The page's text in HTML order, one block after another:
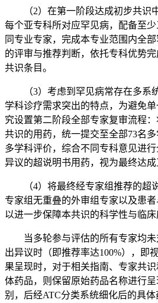
（2）在第一阶段达成初步共识
每个亚专科所对应罕见病，配备至
同专业专家，完成本专业范围内全
的评审与推荐判断，依托专科优势
共识条目。
（3）考虑到罕见病常存在多系
学科诊疗需求突出的特点，为避免
究设置第二阶段全部专家复审流程
共识的用药，统一提交至全部73名
多学科评价，综合不同专科意见进
异议的超说明书用药，视为最终达成
（4）将最终经专家组推荐的超
专家组无重叠的外审组专家以及患者
以进一步保障本共识的科学性与临床
当多轮参与评估的所有专家均
出异议时（即推荐率达100%），即
果呈现时，对于相关指南、专家共
体药品，则保留原始药品名称进行
别，后经ATC分类系统细化后的具